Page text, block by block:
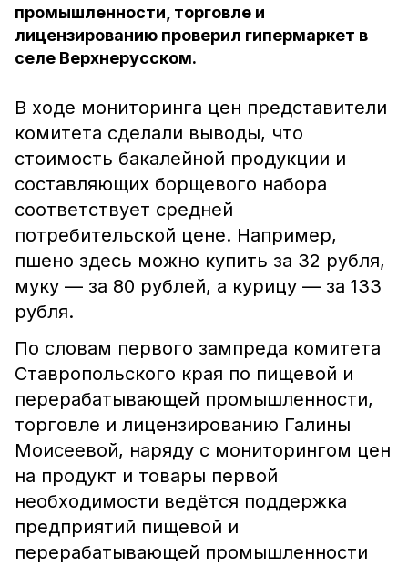
промышленности, торговле и
лицензированию проверил гипермаркет в
селе Верхнерусском.
В ходе мониторинга цен представители
комитета сделали выводы, что
стоимость бакалейной продукции и
составляющих борщевого набора
соответствует средней
потребительской цене. Например,
пшено здесь можно купить за 32 рубля,
муку — за 80 рублей, а курицу — за 133
рубля.
По словам первого зампреда комитета
Ставропольского края по пищевой и
перерабатывающей промышленности,
торговле и лицензированию Галины
Моисеевой, наряду с мониторингом цен
на продукт и товары первой
необходимости ведётся поддержка
предприятий пищевой и
перерабатывающей промышленности